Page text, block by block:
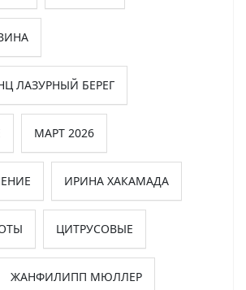
ЛАЗУРНЫЙ БЕРЕГ
МАРТ 2026
ИРИНА ХАКАМАДА
ЦИТРУСОВЫЕ
ЖАНФИЛИПП МЮЛЛЕР